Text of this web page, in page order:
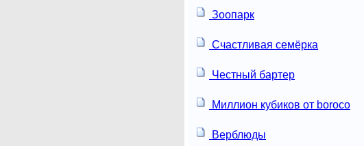
Зоопарк
Счастливая семёрка
Честный бартер
Миллион кубиков от boroco
Верблюды